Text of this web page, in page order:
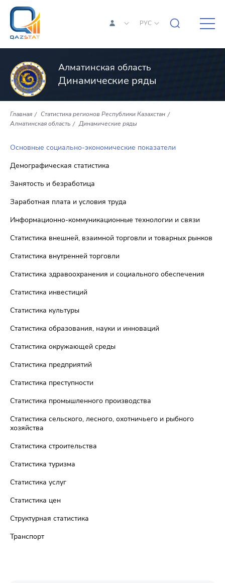
РУС
Алматинская область
Динамические ряды
Главная
Статистика регионов Республики Казахстан
Алматинская область
Динамические ряды
Основные социально-экономические показатели
Демографическая статистика
Занятость и безработица
Заработная плата и условия труда
Информационно-коммуникационные технологии и связи
Статистика внешней, взаимной торговли и товарных рынков
Статистика внутренней торговли
Статистика здравоохранения и социального обеспечения
Статистика инвестиций
Статистика культуры
Статистика образования, науки и инноваций
Статистика окружающей среды
Статистика предприятий
Статистика преступности
Статистика промышленного производства
Статистика сельского, лесного, охотничьего и рыбного
хозяйства
Статистика строительства
Статистика туризма
Статистика услуг
Статистика цен
Структурная статистика
Транспорт